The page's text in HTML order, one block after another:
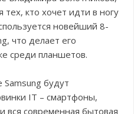
кто хочет идти в ногу
новейший 8-
что делает его
среди планшетов.
будут
IT – смартфоны,
вся современная бытовая